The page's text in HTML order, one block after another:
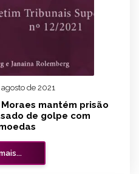
de 2021
mantém prisão
de golpe com